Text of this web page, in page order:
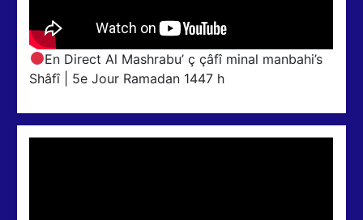
En Direct Al Mashrabu’ ç çâfî minal manbahi’s
Shâfî | 5e Jour Ramadan 1447 h